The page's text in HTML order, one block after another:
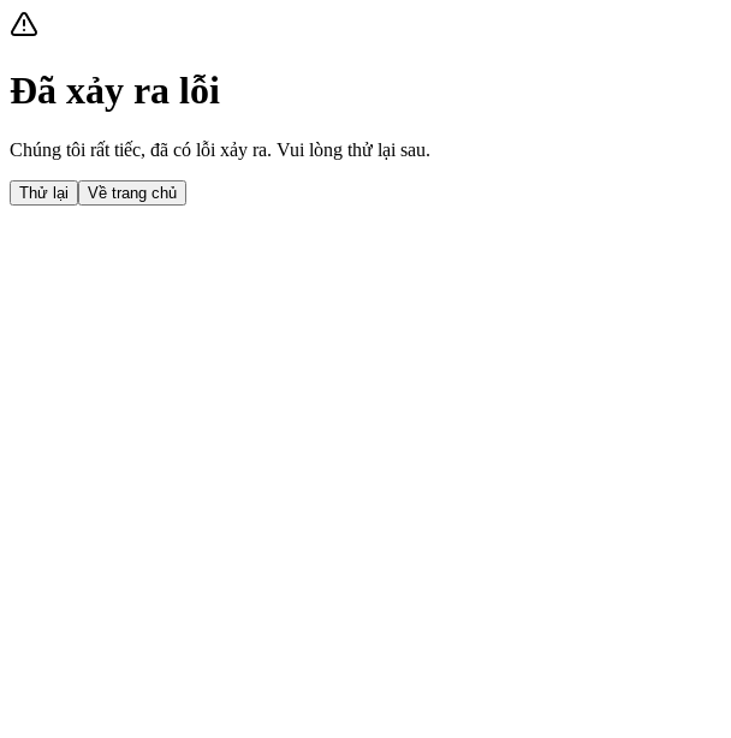
Đã xảy ra lỗi
Chúng tôi rất tiếc, đã có lỗi xảy ra. Vui lòng thử lại sau.
Thử lại Về trang chủ